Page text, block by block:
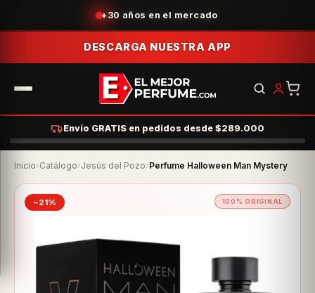
Acumula puntos con tus compras
DESCARGA NUESTRA APP
Envío GRATIS en pedidos desde $289.000
Inicio›Catálogo›Jesús del Pozo›Perfume Halloween Man Mystery
−21% 100% ORIGINAL